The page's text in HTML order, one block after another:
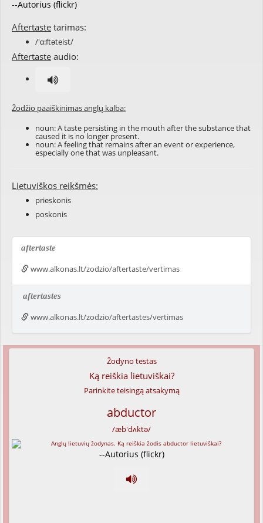
--Autorius (flickr)
Aftertaste tarimas:
/'ɑ:ftəteist/
Aftertaste audio:
Žodžio paaiškinimas anglų kalba:
noun: A taste persisting in the mouth after the substance that
caused it is no longer present.
noun: A feeling that remains after an event or experience,
especially one that was unpleasant.
Lietuviškos reikšmės:
prieskonis
poskonis
aftertaste
www.alkonas.lt/zodzio/aftertaste/vertimas
aftertastes
www.alkonas.lt/zodzio/aftertastes/vertimas
Žodyno testas
Ką reiškia lietuviškai?
Parinkite teisingą atsakymą
abductor
/æb'dʌktə/
--Autorius (flickr)